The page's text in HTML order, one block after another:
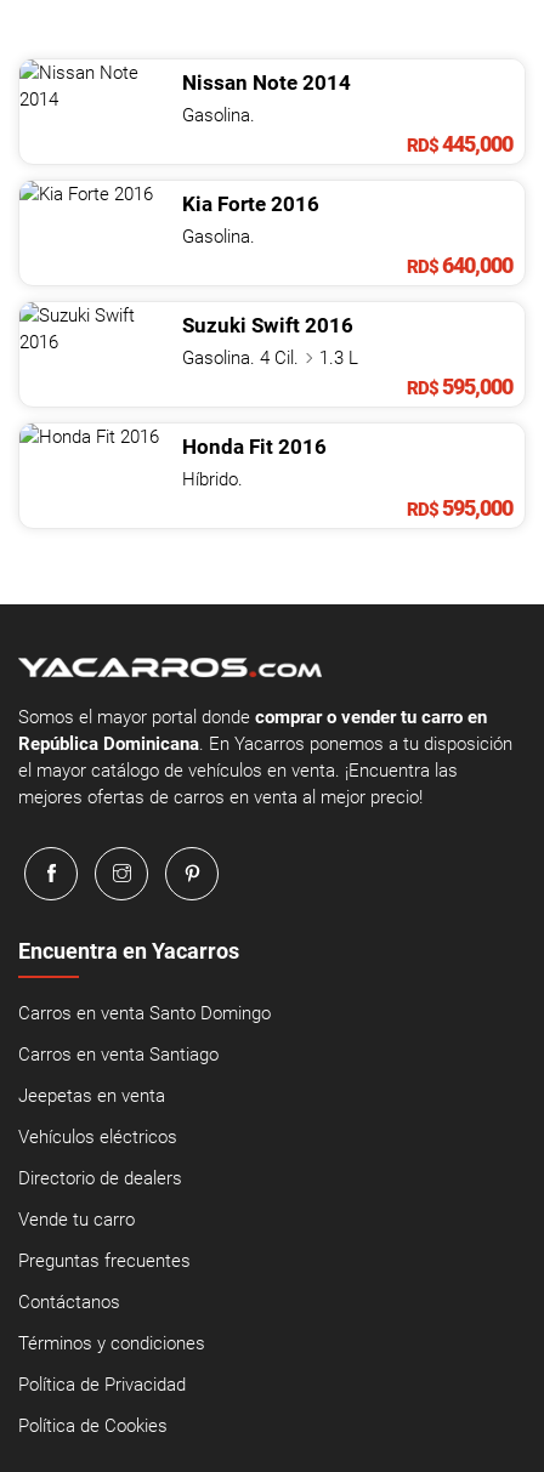
Nissan Note 2014
Gasolina.
RD$445,000
Kia Forte 2016
Gasolina.
RD$640,000
Suzuki Swift 2016
Gasolina. 4 Cil.
1.3 L
RD$595,000
Honda Fit 2016
Híbrido.
RD$595,000
Somos el mayor portal donde comprar o vender tu carro en
República Dominicana. En Yacarros ponemos a tu disposición
el mayor catálogo de vehículos en venta. ¡Encuentra las
mejores ofertas de carros en venta al mejor precio!
Encuentra en Yacarros
Carros en venta Santo Domingo
Carros en venta Santiago
Jeepetas en venta
Vehículos eléctricos
Directorio de dealers
Vende tu carro
Preguntas frecuentes
Contáctanos
Términos y condiciones
Política de Privacidad
Política de Cookies